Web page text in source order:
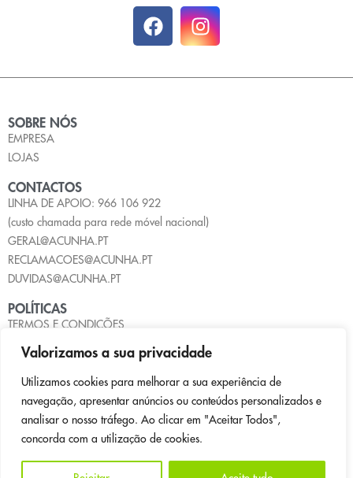
Valorizamos a sua privacidade
Utilizamos cookies para melhorar a sua experiência de
navegação, apresentar anúncios ou conteúdos personalizados e
analisar o nosso tráfego. Ao clicar em "Aceitar Todos",
concorda com a utilização de cookies.
SOBRE NÓS
EMPRESA
LOJAS
CONTACTOS
LINHA DE APOIO: 966 106 922
(custo chamada para rede móvel nacional)
GERAL@ACUNHA.PT
RECLAMACOES@ACUNHA.PT
DUVIDAS@ACUNHA.PT
POLÍTICAS
TERMOS E CONDIÇÕES
POLÍTICA DE PRIVACIDADE
LIVRO DE RECLAMAÇÕES
PAGAMENTOS